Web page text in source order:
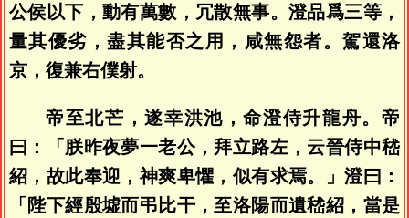
公侯以下，動有萬數，冗散無事。澄品爲三等，
量其優劣，盡其能否之用，咸無怨者。駕還洛
京，復兼右僕射。
帝至北芒，遂幸洪池，命澄侍升龍舟。帝
曰：「朕昨夜夢一老公，拜立路左，云晉侍中嵇
紹，故此奉迎，神爽卑懼，似有求焉。」澄曰：
「陛下經殷墟而弔比干，至洛陽而遺嵇紹，當是